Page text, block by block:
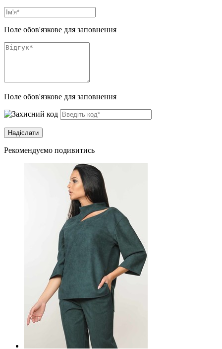
Поле обов'язкове для заповнення
Поле обов'язкове для заповнення
Рекомендуємо подивитись